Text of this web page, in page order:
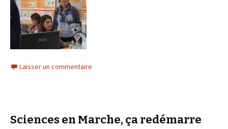
Laisser un commentaire
Sciences en Marche, ça redémarre